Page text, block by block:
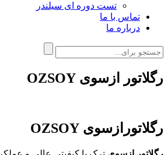
تست دوره ای سیلندر
تماس با ما
درباره ما
رگلاتور ازسوی OZSOY
رگلاتورازسوی OZSOY